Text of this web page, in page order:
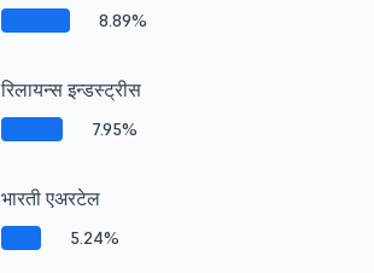
8.89%
रिलायन्स इन्डस्ट्रीस
7.95%
भारती एअरटेल
5.24%